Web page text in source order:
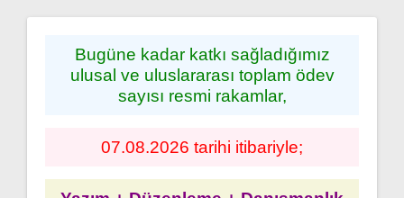
Bugüne kadar katkı sağladığımız
ulusal ve uluslararası toplam ödev
sayısı resmi rakamlar,
07.08.2026 tarihi itibariyle;